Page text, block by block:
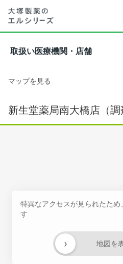
取扱い医療機関・店舗
マップを見る
新生堂薬局南大橋店（調
特異なアクセスが見られたため
す
地図を
›